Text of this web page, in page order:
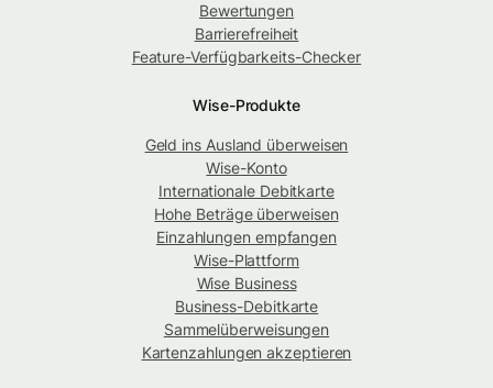
Bewertungen
Barrierefreiheit
Feature-Verfügbarkeits-Checker
Wise-Produkte
Geld ins Ausland überweisen
Wise-Konto
Internationale Debitkarte
Hohe Beträge überweisen
Einzahlungen empfangen
Wise-Plattform
Wise Business
Business-Debitkarte
Sammelüberweisungen
Kartenzahlungen akzeptieren